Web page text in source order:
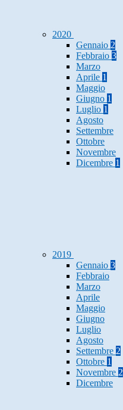
2020
Gennaio 2
Febbraio 3
Marzo
Aprile 1
Maggio
Giugno 1
Luglio 1
Agosto
Settembre
Ottobre
Novembre
Dicembre 1
2019
Gennaio 3
Febbraio
Marzo
Aprile
Maggio
Giugno
Luglio
Agosto
Settembre 2
Ottobre 1
Novembre 2
Dicembre